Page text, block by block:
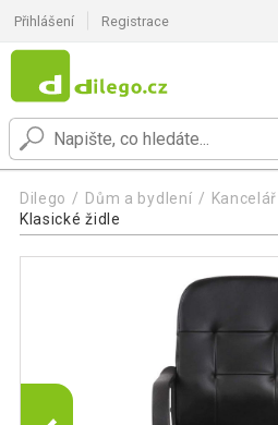
Přihlášení Registrace
Dilego Dům a bydlení Kancelář
Klasické židle